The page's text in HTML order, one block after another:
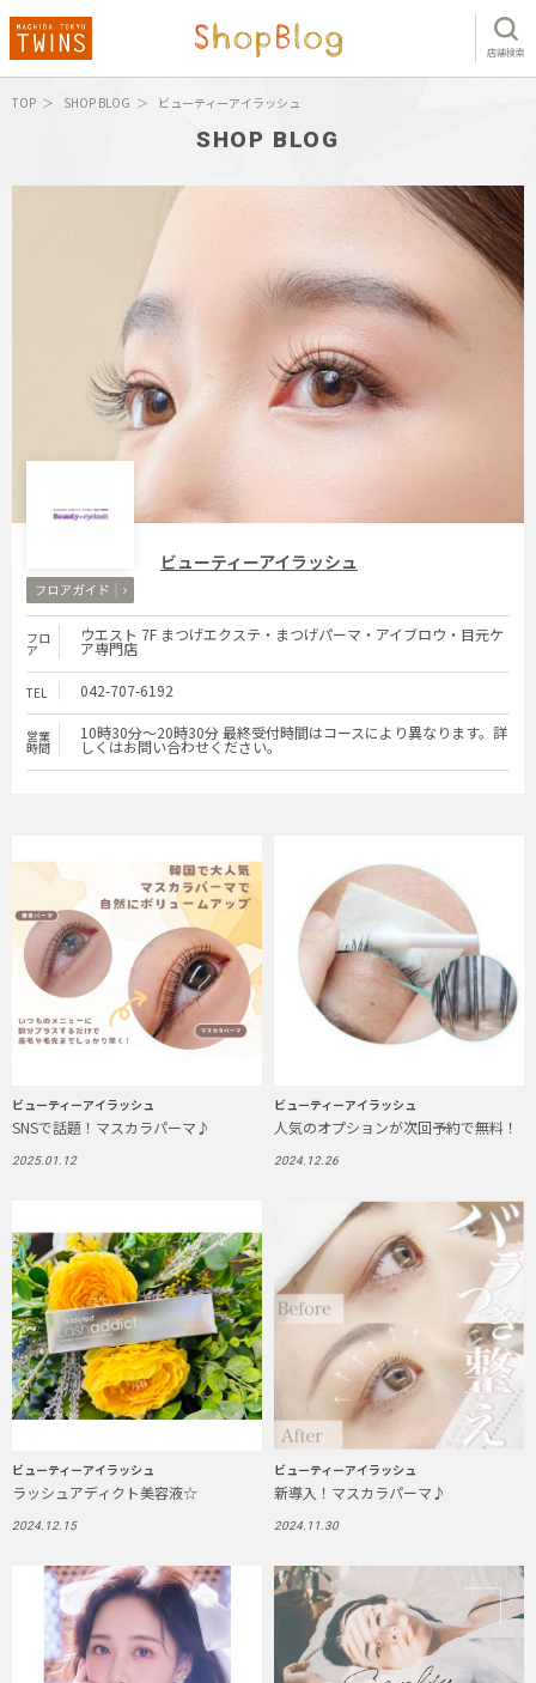
店舗検索
TOP SHOP BLOG ビューティーアイラッシュ
SHOP BLOG
ビューティーアイラッシュ
フロ
ア
ウエスト 7F まつげエクステ・まつげパーマ・アイブロウ・目元ケ
ア専門店
TEL 042-707-6192
営業
時間
10時30分～20時30分 最終受付時間はコースにより異なります。詳
しくはお問い合わせください。
ビューティーアイラッシュ
SNSで話題！マスカラパーマ♪
2025.01.12
ビューティーアイラッシュ
人気のオプションが次回予約で無料！
2024.12.26
ビューティーアイラッシュ
ラッシュアディクト美容液☆
2024.12.15
ビューティーアイラッシュ
新導入！マスカラパーマ♪
2024.11.30